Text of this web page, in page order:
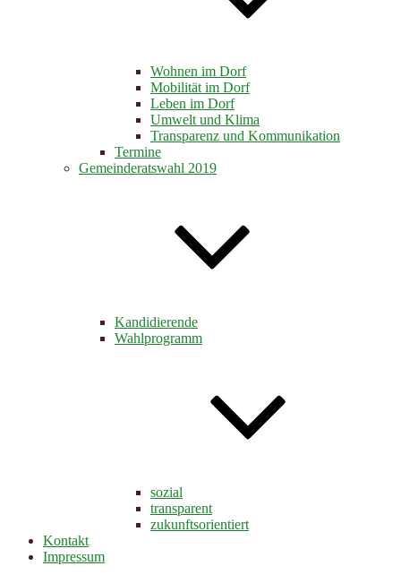
Wohnen im Dorf
Mobilität im Dorf
Leben im Dorf
Umwelt und Klima
Transparenz und Kommunikation
Termine
Gemeinderatswahl 2019
Kandidierende
Wahlprogramm
sozial
transparent
zukunftsorientiert
Kontakt
Impressum